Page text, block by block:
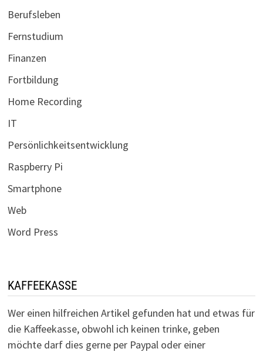
Berufsleben
Fernstudium
Finanzen
Fortbildung
Home Recording
IT
Persönlichkeitsentwicklung
Raspberry Pi
Smartphone
Web
Word Press
KAFFEEKASSE
Wer einen hilfreichen Artikel gefunden hat und etwas für
die Kaffeekasse, obwohl ich keinen trinke, geben
möchte darf dies gerne per Paypal oder einer